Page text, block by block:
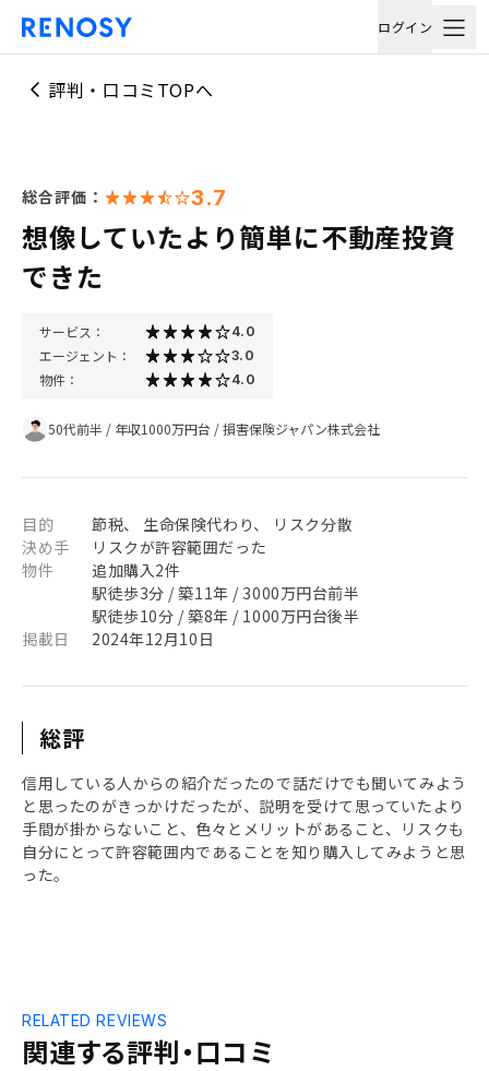
ログイン
評判・口コミTOPへ
総合評価： 3.7
想像していたより簡単に不動産投資
できた
サービス： 4.0
エージェント： 3.0
物件： 4.0
50代前半 / 年収1000万円台 /損害保険ジャパン株式会社
目的
節税、 生命保険代わり、 リスク分散
決め手
リスクが許容範囲だった
物件
追加購入2件
駅徒歩3分 / 築11年 / 3000万円台前半
駅徒歩10分 / 築8年 / 1000万円台後半
掲載日
2024年12月10日
総評
信用している人からの紹介だったので話だけでも聞いてみよう
と思ったのがきっかけだったが、説明を受けて思っていたより
手間が掛からないこと、色々とメリットがあること、リスクも
自分にとって許容範囲内であることを知り購入してみようと思
った。
関連する評判・口コミ
RELATED REVIEWS